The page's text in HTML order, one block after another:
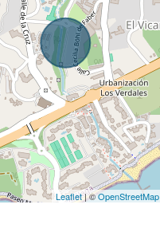
Leaflet| ©OpenStreetMap